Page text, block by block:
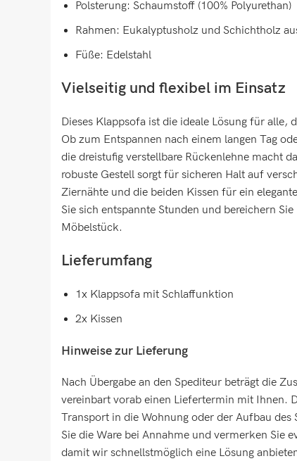
Polsterung: Schaumstoff (100% Polyurethan)
Rahmen: Eukalyptusholz und Schichtholz
Füße: Edelstahl
Vielseitig und flexibel im Einsatz
Dieses Klappsofa ist die ideale Lösung für
Ob zum Entspannen nach einem langen Tag
die dreistufig verstellbare Rückenlehne macht
robuste Gestell sorgt für sicheren Halt auf
Ziernähte und die beiden Kissen für ein
Sie sich entspannte Stunden und bereichern
Möbelstück.
Lieferumfang
1x Klappsofa mit Schlaffunktion
2x Kissen
Hinweise zur Lieferung
Nach Übergabe an den Spediteur beträgt die
vereinbart vorab einen Liefertermin mit Ihnen.
Transport in die Wohnung oder der Aufbau
Sie die Ware bei Annahme und vermerken Sie
damit wir schnellstmöglich eine Lösung